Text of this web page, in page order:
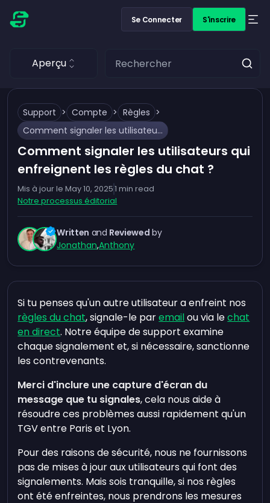
Se Connecter S'inscrire
Aperçu
Support > Compte > Règles >
Comment signaler les utilisateurs qui enfreignent les règles du chat ?
Comment signaler les utilisateurs qui
enfreignent les règles du chat ?
Mis à jour le May 10, 20251 min read
Notre processus éditorial
Written and Reviewed by
Jonathan,Anthony
Si tu penses qu'un autre utilisateur a enfreint nos
règles du chat, signale-le paremailou via lechat
en direct. Notre équipe de support examine
chaque signalement et, si nécessaire, sanctionne
les contrevenants.
Merci d'inclure une capture d'écran du
message que tu signales, cela nous aide à
résoudre ces problèmes aussi rapidement qu'un
TGV entre Paris et Lyon.
Pour des raisons de sécurité, nous ne fournissons
pas de mises à jour aux utilisateurs qui font des
signalements. Mais sois tranquille, si nos règles
ont été enfreintes, nous prendrons les mesures